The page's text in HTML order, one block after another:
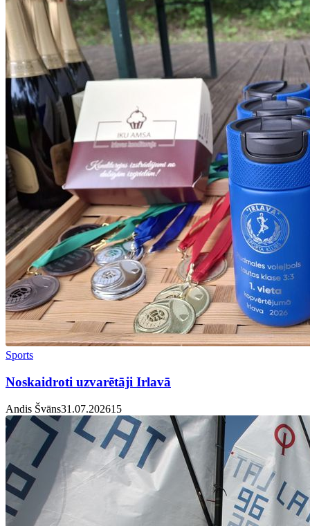
Sports
Noskaidroti uzvarētāji Irlavā
Andis Švāns31.07.20261 5